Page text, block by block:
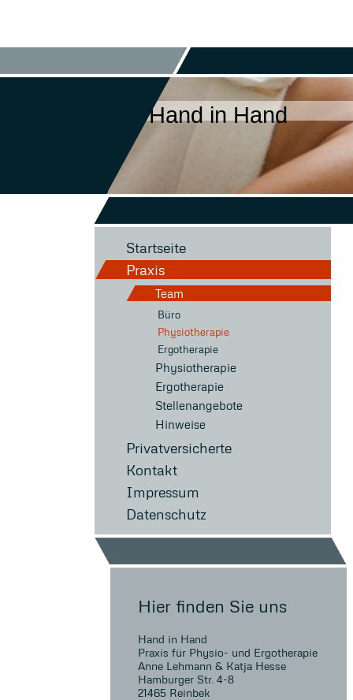
Hand in Hand
Startseite
Praxis
Team
Büro
Physiotherapie
Ergotherapie
Physiotherapie
Ergotherapie
Stellenangebote
Hinweise
Privatversicherte
Kontakt
Impressum
Datenschutz
Hier finden Sie uns
Hand in Hand
Praxis für Physio- und Ergotherapie
Anne Lehmann & Katja Hesse
Hamburger Str. 4-8
21465 Reinbek